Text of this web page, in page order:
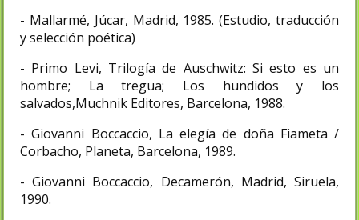
- Mallarmé, Júcar, Madrid, 1985. (Estudio, traducción
y selección poética)
- Primo Levi, Trilogía de Auschwitz: Si esto es un
hombre; La tregua; Los hundidos y los
salvados,Muchnik Editores, Barcelona, 1988.
- Giovanni Boccaccio, La elegía de doña Fiameta /
Corbacho, Planeta, Barcelona, 1989.
- Giovanni Boccaccio, Decamerón, Madrid, Siruela,
1990.